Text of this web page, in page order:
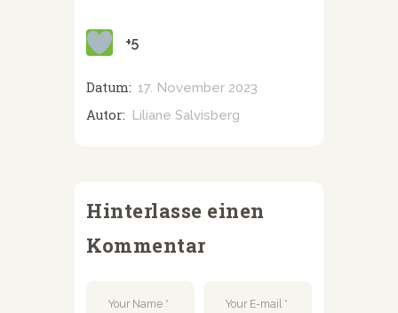
+5
Datum: 17. November 2023
Autor: Liliane Salvisberg
Hinterlasse einen
Kommentar